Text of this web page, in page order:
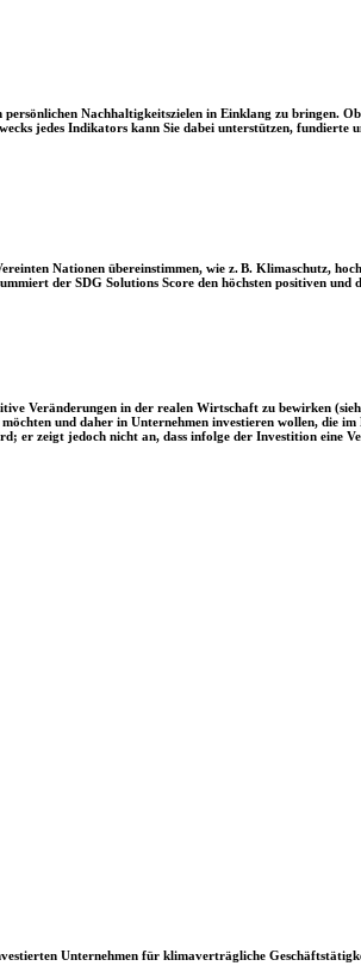
Nachhaltigkeitszielen in Einklang zu bringen.
jedes Indikators kann Sie dabei unterstützen,
Nationen übereinstimmen, wie z. B. Klimaschutz,
der SDG Solutions Score den höchsten positiven
Veränderungen in der realen Wirtschaft zu bewirken
und daher in Unternehmen investieren wollen, die
er zeigt jedoch nicht an, dass infolge der Investition eine
Unternehmen für klimaverträgliche